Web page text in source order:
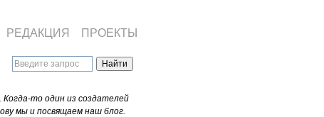
то один из создателей
мы и посвящаем наш блог.
РЕДАКЦИЯ ПРОЕКТЫ